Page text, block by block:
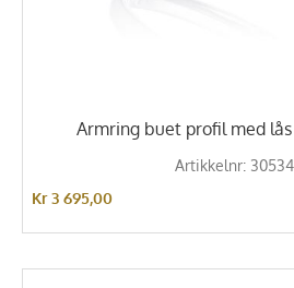
Armring buet profil med
Artikkelnr:
Kr 3 695,00